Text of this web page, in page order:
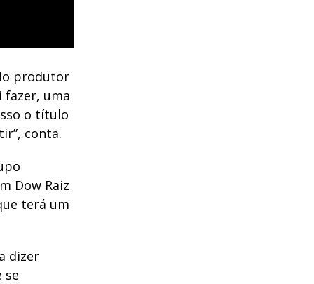
produtor
fazer, uma
o título
conta.
Dow Raiz
terá um
dizer
se